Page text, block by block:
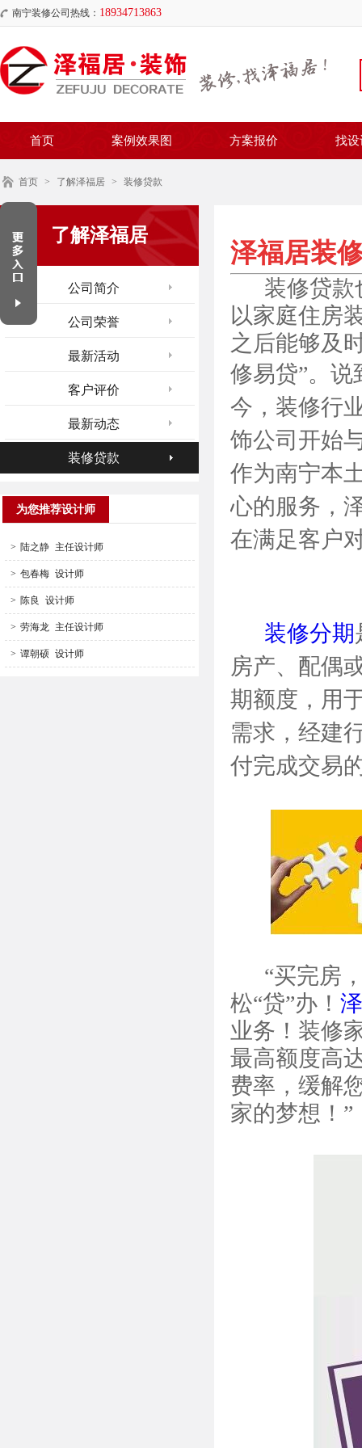
南宁装修公司热线： 18934713863
首页 案例效果图 方案报价 找设
首页 > 了解泽福居 > 装修贷款
了解泽福居
公司简介
公司荣誉
最新活动
客户评价
最新动态
装修贷款
为您推荐设计师
> 陆之静 主任设计师
> 包春梅 设计师
> 陈良 设计师
> 劳海龙 主任设计师
> 谭朝硕 设计师
泽福居装
装修贷款
以家庭住房
之后能够及
修易贷”。 说
今，装修行
饰公司开始
作为南宁本
心的服务，
在满足客户
装修分期
房产、配偶
期额度，用
需求，经建
付完成交易
“买完房，
松“贷”办！
业务！装修
最高额度高
费率，缓解
家的梦想！”